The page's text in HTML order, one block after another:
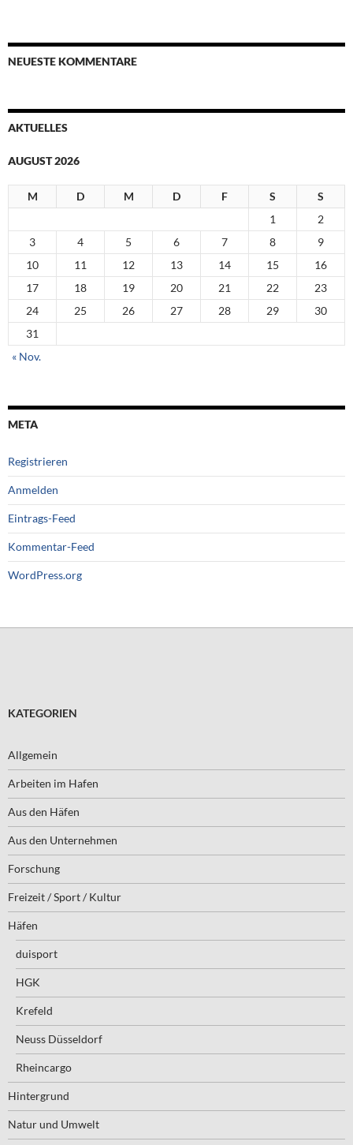
NEUESTE KOMMENTARE
AKTUELLES
AUGUST 2026
M D M D F S
S
1
2
3
4 5 6 7 8
9
10
11 12 13 14 15
16
17
18 19 20 21 22
23
24
25 26 27 28 29
30
31
« Nov.
META
Registrieren
Anmelden
Eintrags-Feed
Kommentar-Feed
WordPress.org
KATEGORIEN
Allgemein
Arbeiten im Hafen
Aus den Häfen
Aus den Unternehmen
Forschung
Freizeit / Sport / Kultur
Häfen
duisport
HGK
Krefeld
Neuss Düsseldorf
Rheincargo
Hintergrund
Natur und Umwelt